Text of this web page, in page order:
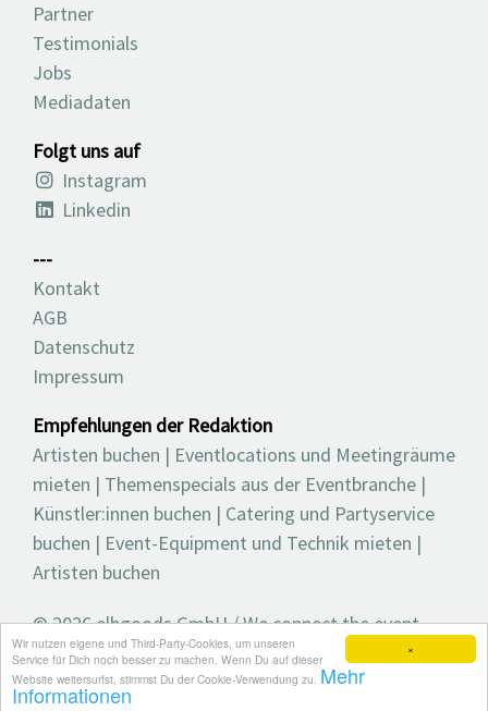
×
Wir nutzen eigene und Third-Party-Cookies, um unseren
Service für Dich noch besser zu machen. Wenn Du auf dieser
Website weitersurfst, stimmst Du der Cookie-Verwendung zu. Mehr
Informationen
Partner
Testimonials
Jobs
Mediadaten
Folgt uns auf
Instagram
Linkedin
---
Kontakt
AGB
Datenschutz
Impressum
Empfehlungen der Redaktion
Artisten buchen | Eventlocations und Meetingräume
mieten | Themenspecials aus der Eventbranche |
Künstler:innen buchen | Catering und Partyservice
buchen | Event-Equipment und Technik mieten |
Artisten buchen
© 2026 elbgoods GmbH / We connect the event
industry / Medienvielfalt für die Eventplanung /
Eventbranchenbuch, Blog, Magazin und mehr